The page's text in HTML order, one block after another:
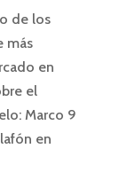
de los
más
en
el
Marco 9
en